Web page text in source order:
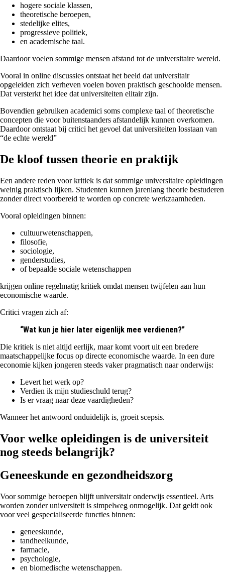
hogere sociale klassen,
theoretische beroepen,
stedelijke elites,
progressieve politiek,
en academische taal.
Daardoor voelen sommige mensen afstand tot de universitaire wereld.
Vooral in online discussies ontstaat het beeld dat universitair
opgeleiden zich verheven voelen boven praktisch geschoolde mensen.
Dat versterkt het idee dat universiteiten elitair zijn.
Bovendien gebruiken academici soms complexe taal of theoretische
concepten die voor buitenstaanders afstandelijk kunnen overkomen.
Daardoor ontstaat bij critici het gevoel dat universiteiten losstaan van
“de echte wereld”
De kloof tussen theorie en praktijk
Een andere reden voor kritiek is dat sommige universitaire opleidingen
weinig praktisch lijken. Studenten kunnen jarenlang theorie bestuderen
zonder direct voorbereid te worden op concrete werkzaamheden.
Vooral opleidingen binnen:
cultuurwetenschappen,
filosofie,
sociologie,
genderstudies,
of bepaalde sociale wetenschappen
krijgen online regelmatig kritiek omdat mensen twijfelen aan hun
economische waarde.
Critici vragen zich af:
“Wat kun je hier later eigenlijk mee verdienen?”
Die kritiek is niet altijd eerlijk, maar komt voort uit een bredere
maatschappelijke focus op directe economische waarde. In een dure
economie kijken jongeren steeds vaker pragmatisch naar onderwijs:
Levert het werk op?
Verdien ik mijn studieschuld terug?
Is er vraag naar deze vaardigheden?
Wanneer het antwoord onduidelijk is, groeit scepsis.
Voor welke opleidingen is de universiteit
nog steeds belangrijk?
Geneeskunde en gezondheidszorg
Voor sommige beroepen blijft universitair onderwijs essentieel. Arts
worden zonder universiteit is simpelweg onmogelijk. Dat geldt ook
voor veel gespecialiseerde functies binnen:
geneeskunde,
tandheelkunde,
farmacie,
psychologie,
en biomedische wetenschappen.